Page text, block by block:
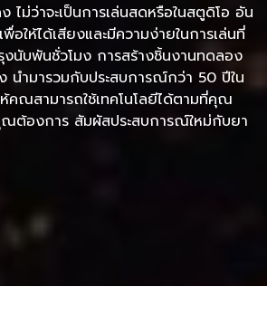
ม่ว่าจะเป็นการเล่นสดหรือในสตูดิโอ อัน
ให้ได้เสียงและมีความง่ายในการเล่นที่
นับพันชั่วโมง การสร้างชิ้นงานทดลอง
นำมารวมกับประสบการณ์กว่า 50 ปีใน
คณสามารถใช้เทคโนโลยีได้ตามที่คุณ
ต้องการ สัมผัสประสบการณ์ใหม่กับยา